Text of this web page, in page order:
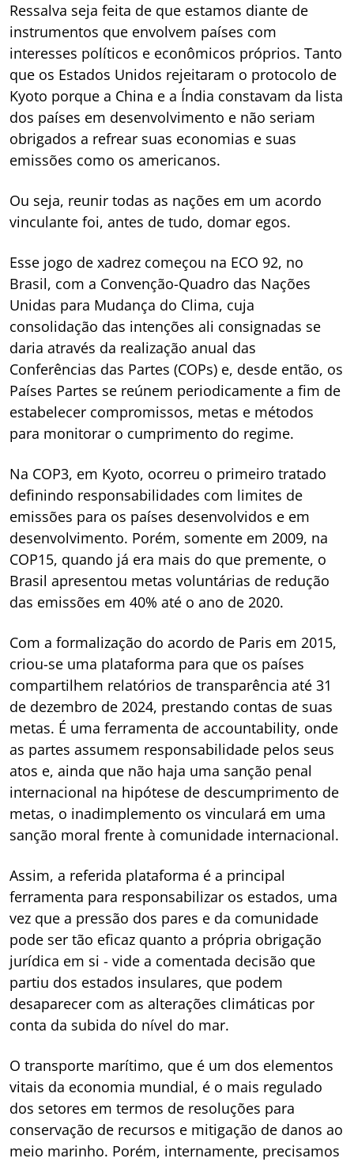
Ressalva seja feita de que estamos diante de
instrumentos que envolvem países com
interesses políticos e econômicos próprios. Tanto
que os Estados Unidos rejeitaram o protocolo de
Kyoto porque a China e a Índia constavam da lista
dos países em desenvolvimento e não seriam
obrigados a refrear suas economias e suas
emissões como os americanos.
Ou seja, reunir todas as nações em um acordo
vinculante foi, antes de tudo, domar egos.
Esse jogo de xadrez começou na ECO 92, no
Brasil, com a Convenção-Quadro das Nações
Unidas para Mudança do Clima, cuja
consolidação das intenções ali consignadas se
daria através da realização anual das
Conferências das Partes (COPs) e, desde então, os
Países Partes se reúnem periodicamente a fim de
estabelecer compromissos, metas e métodos
para monitorar o cumprimento do regime.
Na COP3, em Kyoto, ocorreu o primeiro tratado
definindo responsabilidades com limites de
emissões para os países desenvolvidos e em
desenvolvimento. Porém, somente em 2009, na
COP15, quando já era mais do que premente, o
Brasil apresentou metas voluntárias de redução
das emissões em 40% até o ano de 2020.
Com a formalização do acordo de Paris em 2015,
criou-se uma plataforma para que os países
compartilhem relatórios de transparência até 31
de dezembro de 2024, prestando contas de suas
metas. É uma ferramenta de accountability, onde
as partes assumem responsabilidade pelos seus
atos e, ainda que não haja uma sanção penal
internacional na hipótese de descumprimento de
metas, o inadimplemento os vinculará em uma
sanção moral frente à comunidade internacional.
Assim, a referida plataforma é a principal
ferramenta para responsabilizar os estados, uma
vez que a pressão dos pares e da comunidade
pode ser tão eficaz quanto a própria obrigação
jurídica em si - vide a comentada decisão que
partiu dos estados insulares, que podem
desaparecer com as alterações climáticas por
conta da subida do nível do mar.
O transporte marítimo, que é um dos elementos
vitais da economia mundial, é o mais regulado
dos setores em termos de resoluções para
conservação de recursos e mitigação de danos ao
meio marinho. Porém, internamente, precisamos